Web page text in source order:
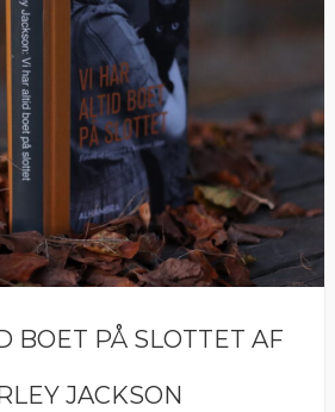
BOET PÅ SLOTTET AF
JACKSON